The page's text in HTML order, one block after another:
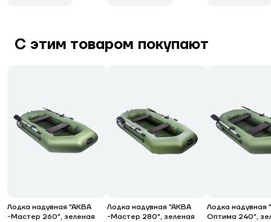
С этим товаром покупают
Лодка надувная "АКВА
-Мастер 260", зеленая
Лодка надувная "АКВА
-Мастер 280", зеленая
Лодка надувная
Оптима 240",